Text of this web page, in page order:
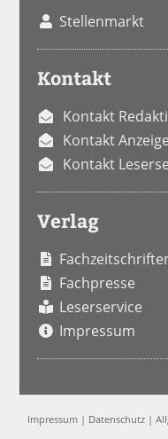
Stellenmarkt
Kontakt
Kontakt
Kontakt
Kontakt
Verlag
Fachpresse
Leserservice
Impressum
Impressum | Datenschutz |